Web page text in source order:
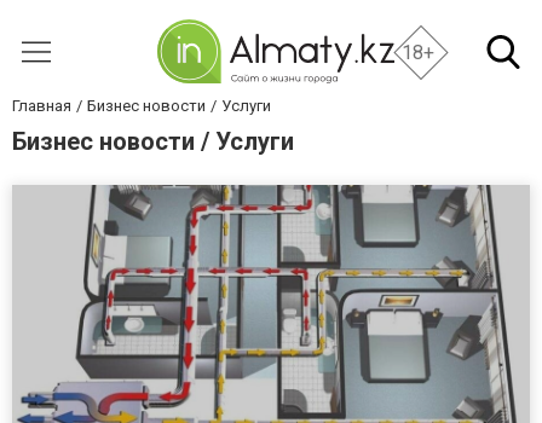
18+
Главная Бизнес новости Услуги
Бизнес новости / Услуги